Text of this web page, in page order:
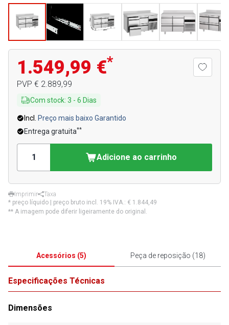
1.549,99 €*
PVP € 2.889,99
Com stock: 3 - 6 Dias
Incl.
Preço mais baixo Garantido
Entrega gratuita**
Adicione ao carrinho
Imprimir
Taxa
* preço líquido | preço bruto incl. 19% IVA.: € 1.844,49
** A imagem pode diferir ligeiramente do original.
Acessórios (5) Peça de reposição (18)
Especificações Técnicas
Dimensões